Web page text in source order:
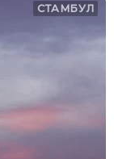
СТАМБУЛ